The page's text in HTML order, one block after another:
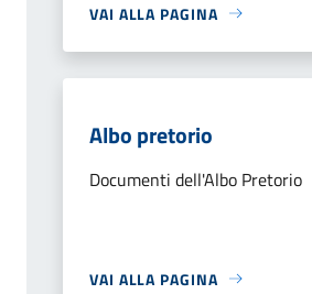
VAI ALLA PAGINA
Albo pretorio
Documenti dell'Albo Pretorio
VAI ALLA PAGINA